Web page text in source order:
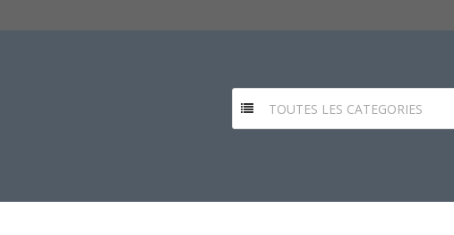
TOUTES LES CATEGORIES